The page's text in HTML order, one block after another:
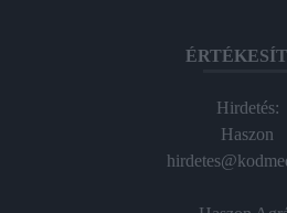
Hirdetés:
Haszon